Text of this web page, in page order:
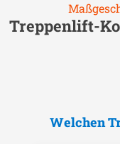
Treppenlift-
Welchen